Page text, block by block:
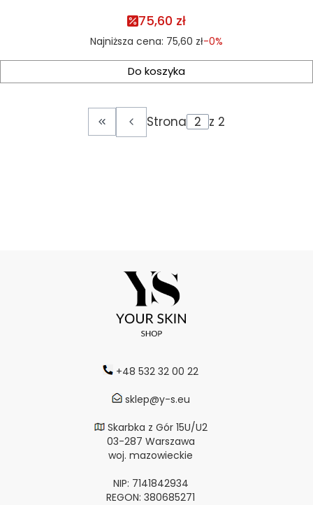
75,60 zł
Najniższa cena: 75,60 zł-0%
Do koszyka
Wróć do pierwszej strony z produktami
Strona z 2
+48 532 32 00 22
sklep@y-s.eu
Skarbka z Gór 15U/U2
03-287 Warszawa
woj. mazowieckie
NIP: 7141842934
REGON: 380685271